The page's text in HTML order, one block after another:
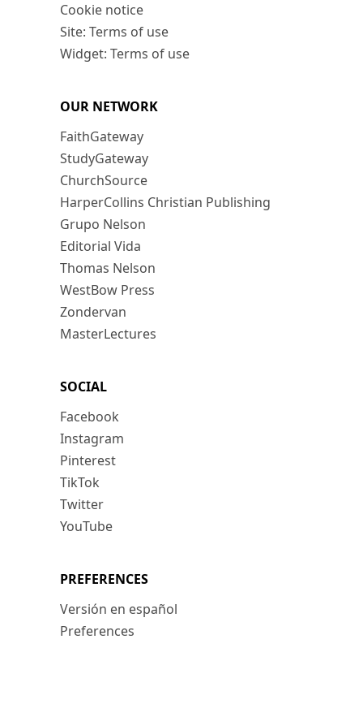
Cookie notice
Site: Terms of use
Widget: Terms of use
OUR NETWORK
FaithGateway
StudyGateway
ChurchSource
HarperCollins Christian Publishing
Grupo Nelson
Editorial Vida
Thomas Nelson
WestBow Press
Zondervan
MasterLectures
SOCIAL
Facebook
Instagram
Pinterest
TikTok
Twitter
YouTube
PREFERENCES
Versión en español
Preferences